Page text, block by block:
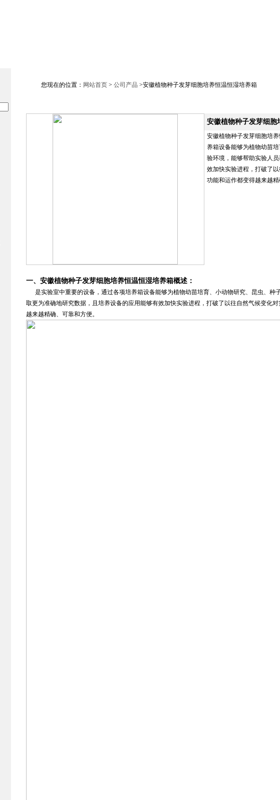
您现在的位置： 网站首页> 公司产品 >安徽植物种子发芽细胞培养恒温恒湿培养箱
安徽植物种子发芽细胞
安徽植物种子发芽细胞培
养箱设备能够为植物幼苗
验环境，能够帮助实验人
效加快实验进程，打破了
功能和运作都变得越来越精
一、 安徽植物种子发芽细胞培养恒温恒湿培养箱概述：
是实验室中重要的设备，通过各项培养箱设备能够为植物幼苗培育、小动物研究、昆虫、种
取更为准确地研究数据，且培养设备的应用能够有效加快实验进程，打破了以往自然气候变化
越来越精确、可靠和方便。